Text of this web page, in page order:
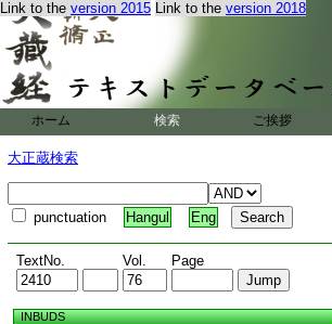
Link to the version 2015 Link to the version 2018
ホーム 検索 ご挨拶
大正蔵検索
punctuation Hangul Eng
TextNo. Vol. Page
INBUDS